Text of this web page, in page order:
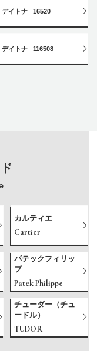
デイトナ 16520
デイトナ 116508
カルティエ
Cartier
パテックフィリッ
プ
Patek Philippe
チューダー（チュ
ードル）
TUDOR